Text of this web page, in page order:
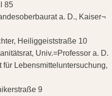
85
a. D., Kaiser¬
Heiliggeiststraße 10
Univ.=Professor a. D.
für Lebensmitteluntersuchung,
9